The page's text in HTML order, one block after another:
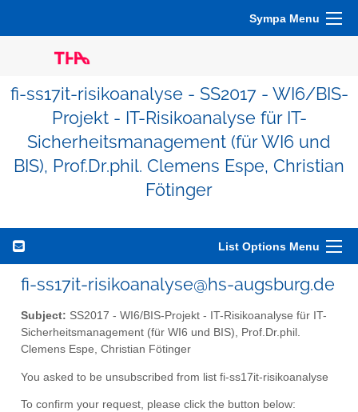
Sympa Menu
fi-ss17it-risikoanalyse - SS2017 - WI6/BIS-
Projekt - IT-Risikoanalyse für IT-
Sicherheitsmanagement (für WI6 und
BIS), Prof.Dr.phil. Clemens Espe, Christian
Fötinger
List Options Menu
fi-ss17it-risikoanalyse@hs-augsburg.de
Subject: SS2017 - WI6/BIS-Projekt - IT-Risikoanalyse für IT-
Sicherheitsmanagement (für WI6 und BIS), Prof.Dr.phil.
Clemens Espe, Christian Fötinger
You asked to be unsubscribed from list fi-ss17it-risikoanalyse
To confirm your request, please click the button below: